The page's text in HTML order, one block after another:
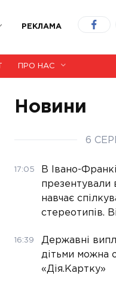
РЕКЛАМА
ПРО НАС
Новини
6
17:05
В Івано-
презентували
навчає
стереотипів.
16:39
Державні
дітьми можна
«Дія.Картку»